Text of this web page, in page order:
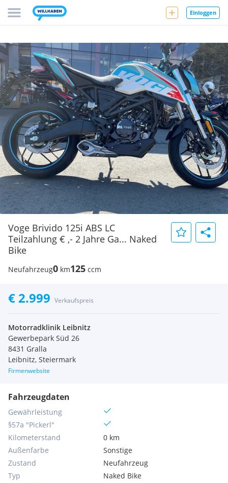
Einloggen
Voge Brivido 125i ABS LC
Teilzahlung € ,- 2 Jahre Ga... Naked
Bike
Neufahrzeug0 km125 ccm
€ 2.999 Verkaufspreis
Motorradklinik Leibnitz
Gewerbepark Süd 26
8431 Gralla
Leibnitz, Steiermark
Firmenwebsite
Fahrzeugdaten
Gewährleistung
§57a "Pickerl"
Kilometerstand
0 km
Außenfarbe
Sonstige
Zustand
Neufahrzeug
Typ
Naked Bike